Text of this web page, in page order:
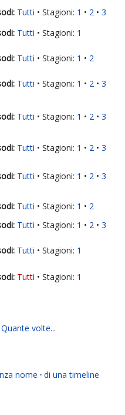
Tutti Stagioni: 1 2
3
Tutti Stagioni: 1
Tutti Stagioni: 1 2
Tutti Stagioni: 1 2
3
Tutti Stagioni: 1 2
3
Tutti Stagioni: 1 2
3
Tutti Stagioni: 1 2
3
Tutti Stagioni: 1
2
Tutti Stagioni: 1 2
3
Tutti Stagioni: 1
Tutti Stagioni: 1
Quante volte...
nome · di una timeline